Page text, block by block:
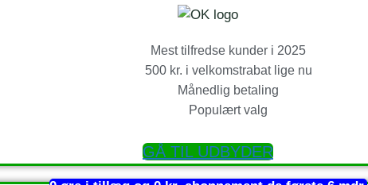
Mest tilfredse kunder i 2025
500 kr. i velkomstrabat lige nu
Månedlig betaling
Populært valg
GÅ TIL UDBYDER